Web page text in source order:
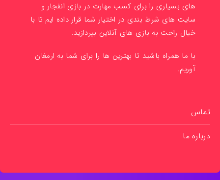
های بسیاری را برای کسب مهارت در بازی انفجار و
سایت های شرط بندی در اختیار شما قرار داده ایم تا با
خیال راحت به بازی های آنلاین بپردازید.
با ما همراه باشید تا بهترین ها را برای شما به ارمغان
آوریم.
تماس
درباره ما